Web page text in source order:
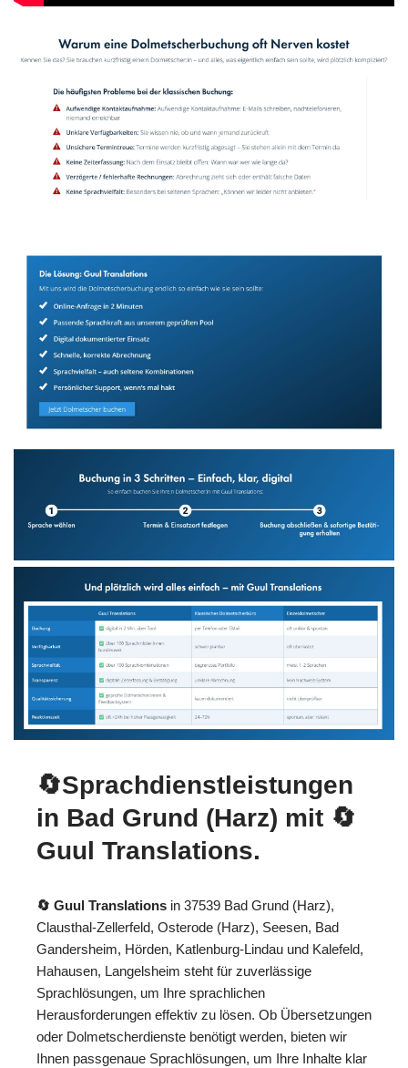
🔄Sprachdienstleistungen
in Bad Grund (Harz) mit 🔄
Guul Translations.
🔄 Guul Translations in 37539 Bad Grund (Harz),
Clausthal-Zellerfeld, Osterode (Harz), Seesen, Bad
Gandersheim, Hörden, Katlenburg-Lindau und Kalefeld,
Hahausen, Langelsheim steht für zuverlässige
Sprachlösungen, um Ihre sprachlichen
Herausforderungen effektiv zu lösen. Ob Übersetzungen
oder Dolmetscherdienste benötigt werden, bieten wir
Ihnen passgenaue Sprachlösungen, um Ihre Inhalte klar